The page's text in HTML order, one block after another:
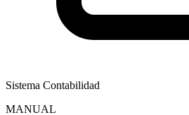
Sistema Contabilidad
MANUAL